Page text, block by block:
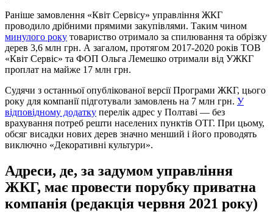
Раніше замовлення «Квіт Сервісу» управління ЖКГ
проводило дрібними прямими закупівлями. Таким чином
минулого року товариство отримало за спилювання та обрізку
дерев 3,6 млн грн. А загалом, протягом 2017-2020 років ТОВ
«Квіт Сервіс» та ФОП Ольга Лемешко отримали від УЖКГ
проплат на майже 17 млн грн.
Судячи з останньої опублікованої версії Програми ЖКГ, цього
року для компанії підготували замовлень на 7 млн грн. У
відповідному додатку перелік адрес у Полтаві — без
врахування потреб решти населених пунктів ОТГ. При цьому,
обсяг висадки нових дерев значно менший і його проводять
виключно «Декоративні культури».
Адреси, де, за задумом управління
ЖКГ, має провести порубку приватна
компанія (редакція червня 2021 року)